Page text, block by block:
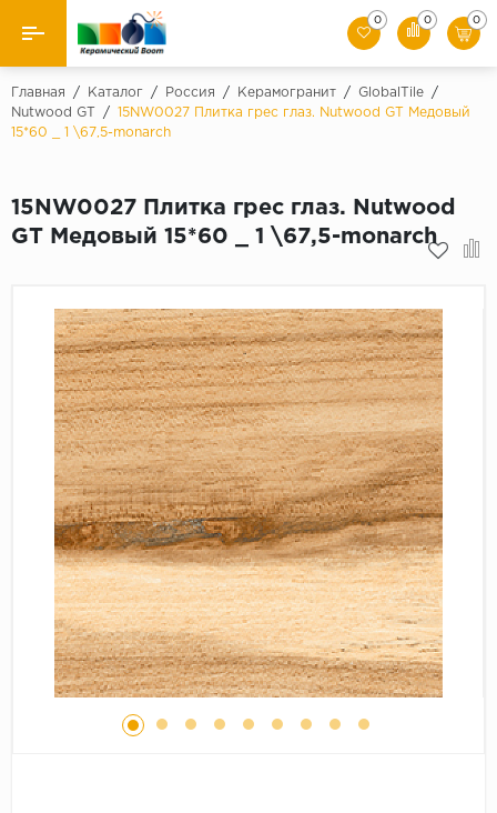
Назад
Производители
Керамогранит
Искусственный камень
Клинкер
0 0 0
Главная / Каталог / Россия / Керамогранит / GlobalTile
/
Nutwood GT
/
15NW0027 Плитка грес глаз. Nutwood GT Медовый
15*60 _ 1 \67,5-monarch
15NW0027 Плитка грес глаз. Nutwood
GT Медовый 15*60 _ 1 \67,5-monarch